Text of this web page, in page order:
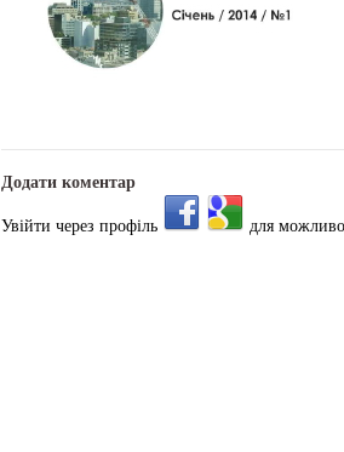
Додати коментар
Увійти через профіль для